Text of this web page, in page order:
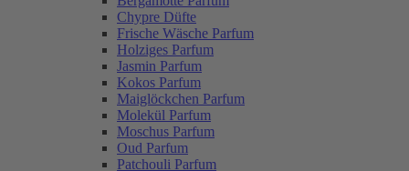
Chypre Düfte
Frische Wäsche Parfum
Holziges Parfum
Jasmin Parfum
Kokos Parfum
Maiglöckchen Parfum
Molekül Parfum
Moschus Parfum
Oud Parfum
Patchouli Parfum